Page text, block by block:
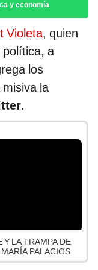
y economía
Violeta, quien
política, a
los
la
.
Y LA TRAMPA DE
PALACIOS